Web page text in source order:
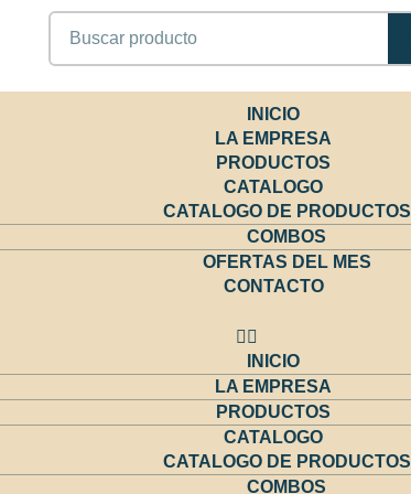
Buscar
INICIO
LA EMPRESA
PRODUCTOS
CATALOGO
CATALOGO DE PRODUCTOS
COMBOS
OFERTAS DEL MES
CONTACTO
INICIO
LA EMPRESA
PRODUCTOS
CATALOGO
CATALOGO DE PRODUCTOS
COMBOS